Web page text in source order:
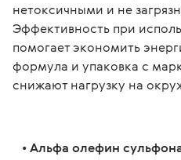
нетоксичными и не
Эффективность при
помогает экономить
формула и упаковка с
снижают нагрузку на
• Альфа олефин